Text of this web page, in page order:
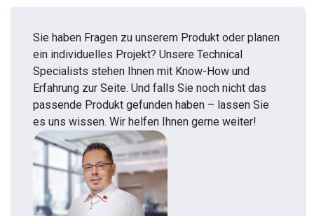
Sie haben Fragen zu unserem Produkt oder planen
ein individuelles Projekt? Unsere Technical
Specialists stehen Ihnen mit Know-How und
Erfahrung zur Seite. Und falls Sie noch nicht das
passende Produkt gefunden haben – lassen Sie
es uns wissen. Wir helfen Ihnen gerne weiter!